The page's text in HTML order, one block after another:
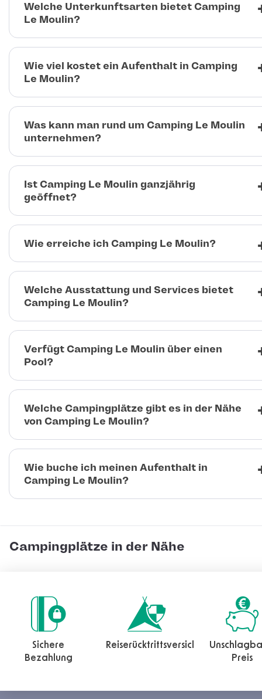
Welche Unterkunftsarten bietet Camping
Le Moulin?
Wie viel kostet ein Aufenthalt in Camping
Le Moulin?
Was kann man rund um Camping Le Moulin
unternehmen?
Ist Camping Le Moulin ganzjährig
geöffnet?
Wie erreiche ich Camping Le Moulin?
Welche Ausstattung und Services bietet
Camping Le Moulin?
Verfügt Camping Le Moulin über einen
Pool?
Welche Campingplätze gibt es in der Nähe
von Camping Le Moulin?
Wie buche ich meinen Aufenthalt in
Camping Le Moulin?
Campingplätze in der Nähe
Sichere
Bezahlung
Reiserücktrittsversicherung
Preis